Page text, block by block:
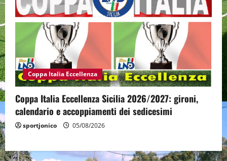
Coppa Italia Eccellenza
Coppa Italia Eccellenza Sicilia 2026/2027: gironi,
calendario e accoppiamenti dei sedicesimi
sportjonico 05/08/2026